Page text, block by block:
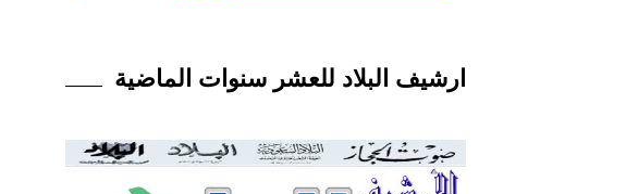
ارشيف البلاد للعشر سنوات الماضية